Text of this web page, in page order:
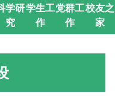
学研
究
学生工
作
党群工
作
校友之
家